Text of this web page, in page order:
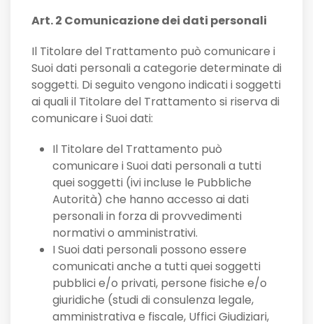
Art. 2 Comunicazione dei dati personali
Il Titolare del Trattamento può comunicare i
Suoi dati personali a categorie determinate di
soggetti. Di seguito vengono indicati i soggetti
ai quali il Titolare del Trattamento si riserva di
comunicare i Suoi dati:
Il Titolare del Trattamento può
comunicare i Suoi dati personali a tutti
quei soggetti (ivi incluse le Pubbliche
Autorità) che hanno accesso ai dati
personali in forza di provvedimenti
normativi o amministrativi.
I Suoi dati personali possono essere
comunicati anche a tutti quei soggetti
pubblici e/o privati, persone fisiche e/o
giuridiche (studi di consulenza legale,
amministrativa e fiscale, Uffici Giudiziari,